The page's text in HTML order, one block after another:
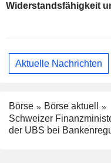
Widerstandsfähigkeit
Aktuelle Nachrichten
Börse
Börse aktuell
Schweizer
der UBS bei